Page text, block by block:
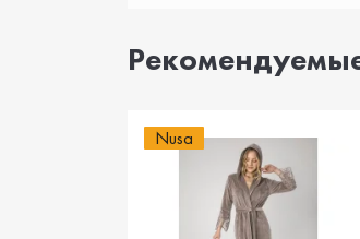
Nusa